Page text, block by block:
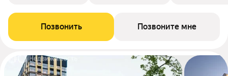
Позвонить Позвоните мне